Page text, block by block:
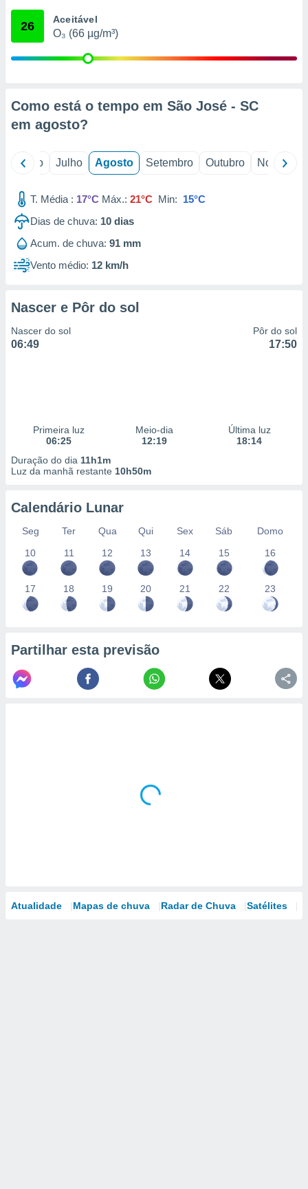
através
1199
26 Aceitável
O₃ (66 µg/m³)
Como está o tempo em São José - SC
em agosto?
Junho Julho Agosto Setembro Outubro Novembro
T. Média : 17°C Máx.: 21°C Min: 15°C
Dias de chuva: 10 dias
Acum. de chuva: 91 mm
Vento médio: 12 km/h
Nascer e Pôr do sol
Nascer do sol
06:49
Pôr do sol
17:50
Primeira luz
06:25
Meio-dia
12:19
Última luz
18:14
Duração do dia 11h1m
Luz da manhã restante 10h50m
Calendário Lunar
Seg Ter Qua Qui Sex Sáb
Domo
10
11 12 13 14 15 16
17 18 19 20 21 22 23
Partilhar esta previsão
Atualidade Mapas de chuva Radar de Chuva Satélites